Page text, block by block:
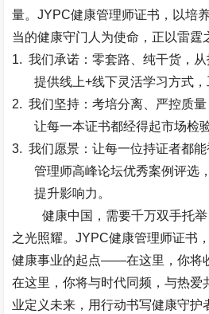
量。JYPC健康管理师证书，以培
当的健康守门人为使命，正以雷霆
1. 我们承诺：零套路、纯干货 ，
提供线上+线下灵活学习方式，
2. 我们坚持：考培分离、严控质量
让每一本证书都经得起市场检
3. 我们愿景：让每一位持证者都
管理师高峰论坛优秀案例评选
提升影响力。
健康中国，需要千万双手托
之光照耀。JYPC健康管理师证书
健康事业的起点——在这里，你将
在这里，你将与时代同频，与热爱
业定义未来，用行动书写健康守护